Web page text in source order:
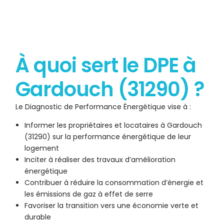
À quoi sert le DPE à
Gardouch (31290) ?
Le Diagnostic de Performance Énergétique vise à :
Informer les propriétaires et locataires à Gardouch
(31290) sur la performance énergétique de leur
logement
Inciter à réaliser des travaux d’amélioration
énergétique
Contribuer à réduire la consommation d’énergie et
les émissions de gaz à effet de serre
Favoriser la transition vers une économie verte et
durable